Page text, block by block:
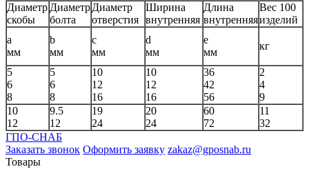
Диаметр
скобы
Диаметр
болта
Диаметр
отверстия
Ширина
внутренняя
Длина
внутренняя
Вес 100
изделий
a
мм
b
мм
c
мм
d
мм
e
мм
кг
5
6
8
5
6
8
10
12
16
10
12
16
36
42
56
2
4
9
10
12
9.5
12
19
24
20
24
60
72
11
32
ГПО-СНАБ
Заказать звонок Оформить заявку zakaz@gposnab.ru
Товары